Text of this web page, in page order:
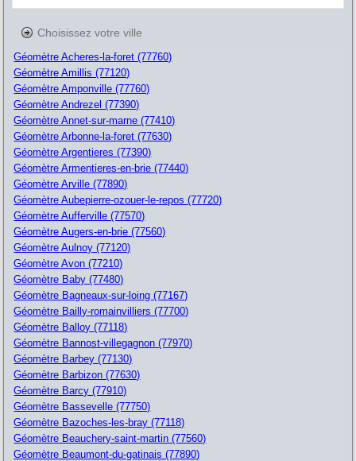
Choisissez votre ville
Géomètre Acheres-la-foret (77760)
Géomètre Amillis (77120)
Géomètre Amponville (77760)
Géomètre Andrezel (77390)
Géomètre Annet-sur-marne (77410)
Géomètre Arbonne-la-foret (77630)
Géomètre Argentieres (77390)
Géomètre Armentieres-en-brie (77440)
Géomètre Arville (77890)
Géomètre Aubepierre-ozouer-le-repos (77720)
Géomètre Aufferville (77570)
Géomètre Augers-en-brie (77560)
Géomètre Aulnoy (77120)
Géomètre Avon (77210)
Géomètre Baby (77480)
Géomètre Bagneaux-sur-loing (77167)
Géomètre Bailly-romainvilliers (77700)
Géomètre Balloy (77118)
Géomètre Bannost-villegagnon (77970)
Géomètre Barbey (77130)
Géomètre Barbizon (77630)
Géomètre Barcy (77910)
Géomètre Bassevelle (77750)
Géomètre Bazoches-les-bray (77118)
Géomètre Beauchery-saint-martin (77560)
Géomètre Beaumont-du-gatinais (77890)